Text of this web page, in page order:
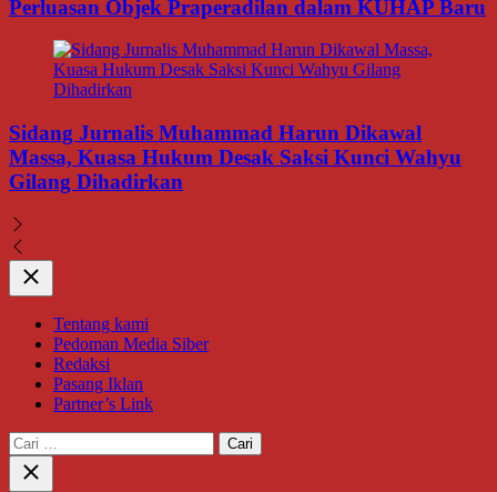
Perluasan Objek Praperadilan dalam KUHAP Baru
Sidang Jurnalis Muhammad Harun Dikawal
Massa, Kuasa Hukum Desak Saksi Kunci Wahyu
Gilang Dihadirkan
Close
Tentang kami
Pedoman Media Siber
Redaksi
Pasang Iklan
Partner’s Link
Cari
untuk:
Close
search